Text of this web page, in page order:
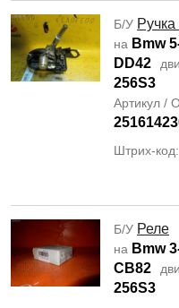
Б/У
на Bmw
DD42
256S3
Артикул /
Штрих-
Б/У Реле
на Bmw
CB82
256S3